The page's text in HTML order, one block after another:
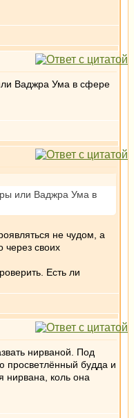
Ваджра Ума в сфере
или Ваджра Ума в
не чудом, а
через своих
Есть ли
нирваной. Под
просветлённый будда и
нирвана, коль она